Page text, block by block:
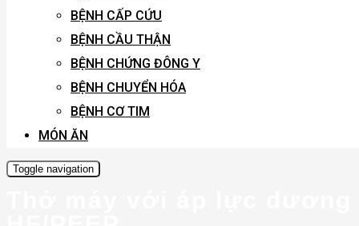
BỆNH CẤP CỨU
BỆNH CẦU THẬN
BỆNH CHỨNG ĐÔNG Y
BỆNH CHUYỂN HÓA
BỆNH CƠ TIM
MÓN ĂN
Toggle navigation